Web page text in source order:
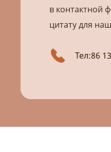
в контактной
цитату для
Тел:86